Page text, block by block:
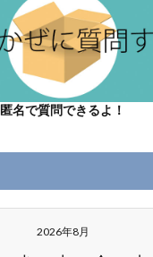
匿名で質問できるよ！
2026年8月